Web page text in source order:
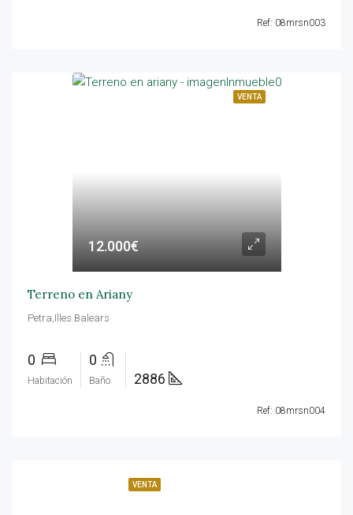
Ref: 08mrsn003
VENTA
12.000€
Terreno en Ariany
Petra,Illes Balears
0
Habitación
0
Baño 2886
Ref: 08mrsn004
VENTA